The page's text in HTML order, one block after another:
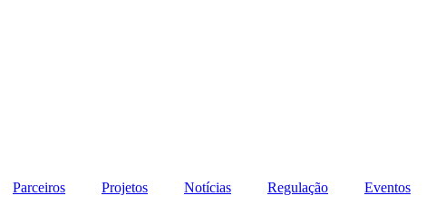
Parceiros Projetos Notícias Regulação
Eventos